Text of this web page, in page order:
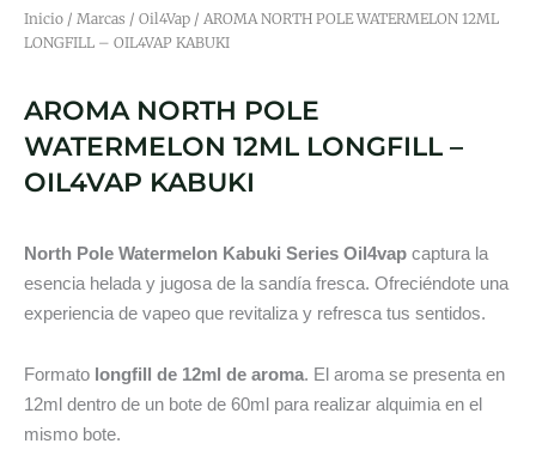
Inicio / Marcas / Oil4Vap / AROMA NORTH POLE WATERMELON 12ML
LONGFILL – OIL4VAP KABUKI
AROMA NORTH POLE
WATERMELON 12ML LONGFILL –
OIL4VAP KABUKI
North Pole Watermelon Kabuki Series Oil4vap captura la
esencia helada y jugosa de la sandía fresca. Ofreciéndote una
experiencia de vapeo que revitaliza y refresca tus sentidos.
Formato longfill de 12ml de aroma. El aroma se presenta en
12ml dentro de un bote de 60ml para realizar alquimia en el
mismo bote.